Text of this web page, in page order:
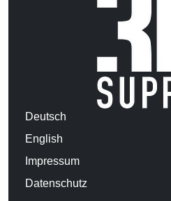
Deutsch
English
Impressum
Datenschutz